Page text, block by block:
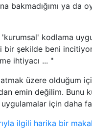
bakmadığımı ya da
kodlama
şekilde beni incitiyor:
ihtiyacı ... "
üzere olduğum
emin değilim.
için daha
ilgili harika bir